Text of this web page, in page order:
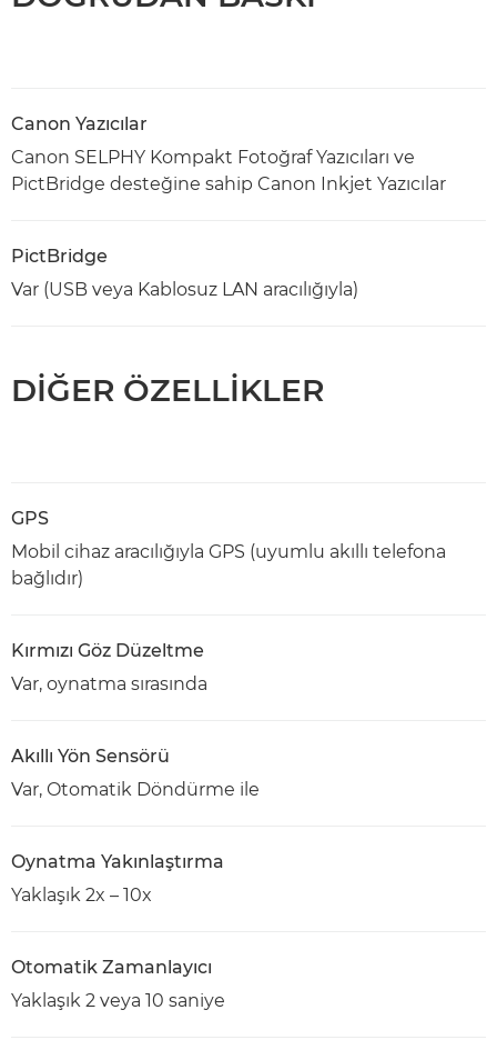
Canon Yazıcılar
Canon SELPHY Kompakt Fotoğraf Yazıcıları ve
PictBridge desteğine sahip Canon Inkjet Yazıcılar
PictBridge
Var (USB veya Kablosuz LAN aracılığıyla)
DİĞER ÖZELLİKLER
GPS
Mobil cihaz aracılığıyla GPS (uyumlu akıllı telefona
bağlıdır)
Kırmızı Göz Düzeltme
Var, oynatma sırasında
Akıllı Yön Sensörü
Var, Otomatik Döndürme ile
Oynatma Yakınlaştırma
Yaklaşık 2x – 10x
Otomatik Zamanlayıcı
Yaklaşık 2 veya 10 saniye